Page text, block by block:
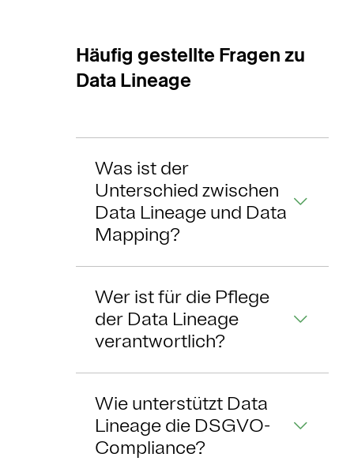
Häufig gestellte Fragen zu
Data Lineage
Was ist der
Unterschied zwischen
Data Lineage und Data
Mapping?
Wer ist für die Pflege
der Data Lineage
verantwortlich?
Wie unterstützt Data
Lineage die DSGVO-
Compliance?